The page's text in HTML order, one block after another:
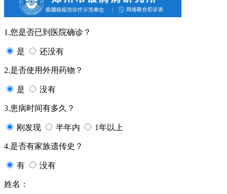
1.您是否已到医院确诊？
是 还没有
2.是否使用外用药物？
是 没有
3.患病时间有多久？
刚发现 半年内 1年以上
4.是否有家族遗传史？
有 没有
姓名：